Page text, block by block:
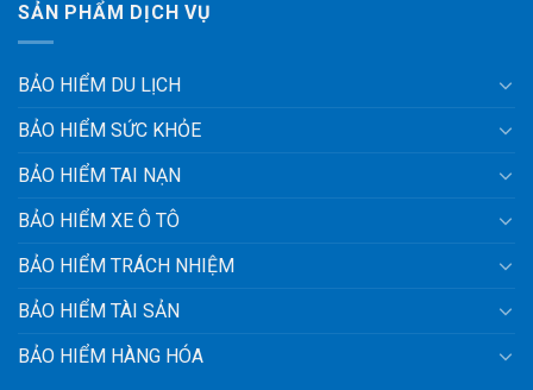
SẢN PHẨM DỊCH VỤ
BẢO HIỂM DU LỊCH
BẢO HIỂM SỨC KHỎE
BẢO HIỂM TAI NẠN
BẢO HIỂM XE Ô TÔ
BẢO HIỂM TRÁCH NHIỆM
BẢO HIỂM TÀI SẢN
BẢO HIỂM HÀNG HÓA